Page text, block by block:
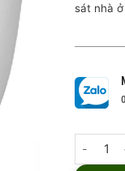
sát nhà
Camera